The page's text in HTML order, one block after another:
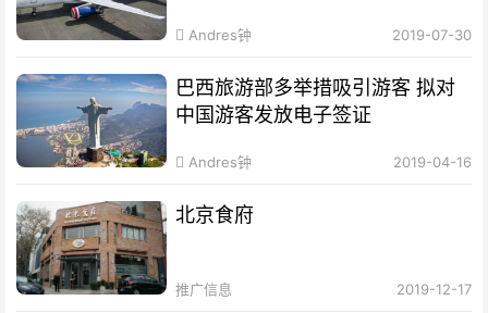
Andres钟 2019-07-30
巴西旅游部多举措吸引游客 拟对
中国游客发放电子签证
Andres钟 2019-04-16
北京食府
推广信息 2019-12-17